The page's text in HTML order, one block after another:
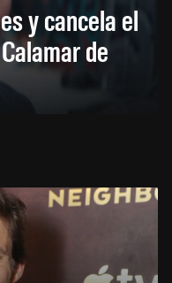
y cancela el
de